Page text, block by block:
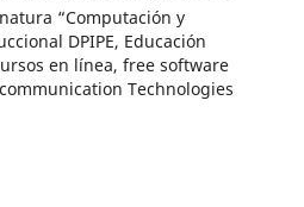
“Computación y
DPIPE, Educación
en línea, free software
Technologies